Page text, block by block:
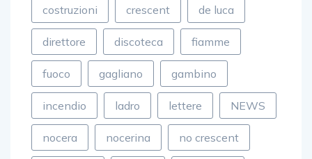
costruzioni crescent de luca
direttore discoteca fiamme
fuoco gagliano gambino
incendio ladro lettere NEWS
nocera nocerina no crescent